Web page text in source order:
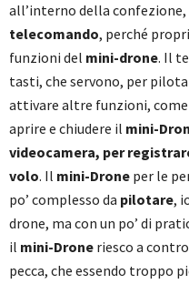
all’interno della confezione,
telecomando, perché
funzioni del mini-drone. Il
tasti, che servono, per
attivare altre funzioni,
aprire e chiudere il mini-
videocamera, per
volo. Il mini-Drone per le
po’ complesso da pilotare,
drone, ma con un po’ di
il mini-Drone riesco a
pecca, che essendo troppo